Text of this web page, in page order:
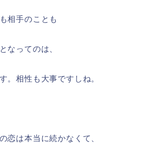
相手のことも
なってのは、
。相性も大事ですしね。
恋は本当に続かなくて、